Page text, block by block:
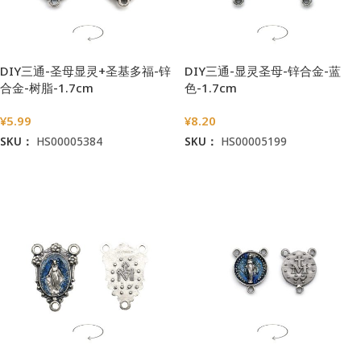
DIY三通-圣母显灵+圣基多福-锌
合金-树脂-1.7cm
¥5.99
SKU： HS00005384
DIY三通-显灵圣母-锌合金-蓝
色-1.7cm
¥8.20
SKU： HS00005199